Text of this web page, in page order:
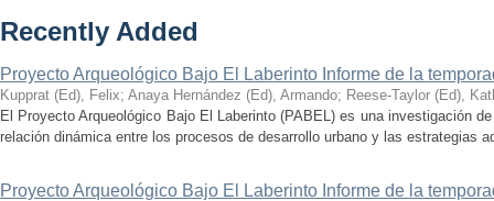
Recently Added
Proyecto Arqueológico Bajo El Laberinto Informe de la
Kupprat (Ed), Felix; Anaya Hernández (Ed), Armando; Reese-Taylor (Ed),
El Proyecto Arqueológico Bajo El Laberinto (PABEL) es una investigación
relación dinámica entre los procesos de desarrollo urbano y las estrategias
Proyecto Arqueológico Bajo El Laberinto Informe de la